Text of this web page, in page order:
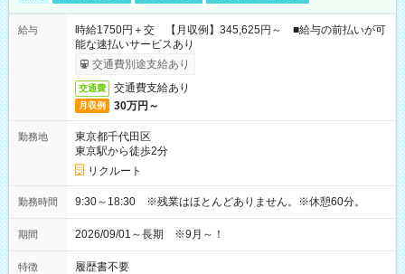
給与
時給1750円＋交 【月収例】345,625円～ ■給与の前払いが可
能な速払いサービスあり
交通費別途支給あり
交通費 交通費支給あり
月収例 30万円～
勤務地
東京都千代田区
東京駅から徒歩2分
リクルート
勤務時間 9:30～18:30 ※残業はほとんどありません。※休憩60分。
期間 2026/09/01～長期 ※9月～！
特徴 履歴書不要